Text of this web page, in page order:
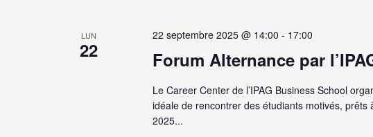
LUN
22 Forum Alternance par
22 septembre 2025 @ 14:00 - 17:00
Le Career Center de l’IPAG Business School
idéale de rencontrer des étudiants motivés, prêts
2025...